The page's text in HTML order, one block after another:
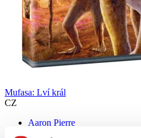
Mufasa: Lví král
CZ
Aaron Pierre